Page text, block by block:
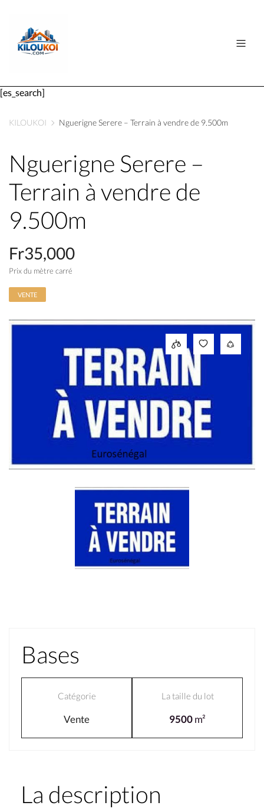
[es_search]
KILOUKOI Nguerigne Serere – Terrain à vendre de 9.500m
Nguerigne Serere –
Terrain à vendre de
9.500m
Fr35,000
Prix du mètre carré
VENTE
Bases
Catégorie
Vente
La taille du lot
9500m²
La description